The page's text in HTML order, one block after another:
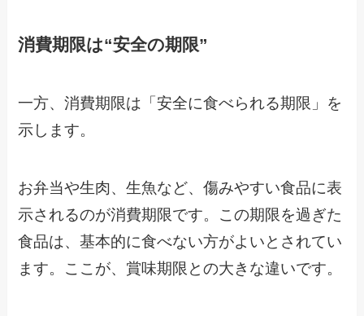
消費期限は“安全の期限”
一方、消費期限は「安全に食べられる期限」を
示します。
お弁当や生肉、生魚など、傷みやすい食品に表
示されるのが消費期限です。この期限を過ぎた
食品は、基本的に食べない方がよいとされてい
ます。ここが、賞味期限との大きな違いです。